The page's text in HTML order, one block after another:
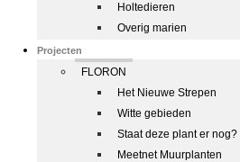
Holtedieren
Overig marien
Projecten
FLORON
Het Nieuwe Strepen
Witte gebieden
Staat deze plant er nog?
Meetnet Muurplanten